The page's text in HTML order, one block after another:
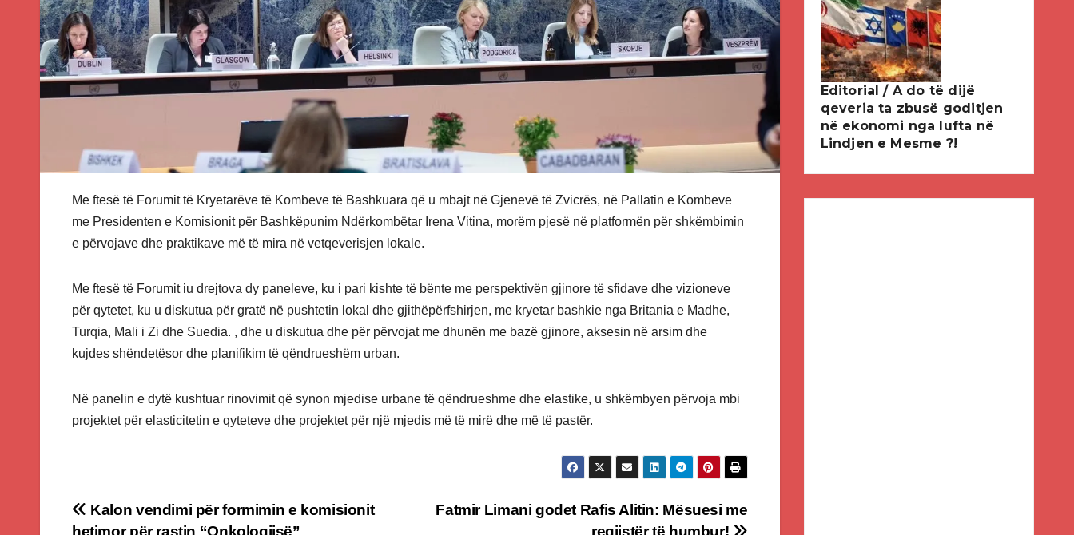
Me ftesë të Forumit të Kryetarëve të Kombeve të Bashkuara që u mbajt në Gjenevë të Zvicrës, në Pallatin e Kombeve
me Presidenten e Komisionit për Bashkëpunim Ndërkombëtar Irena Vitina, morëm pjesë në platformën për shkëmbimin
e përvojave dhe praktikave më të mira në vetqeverisjen lokale.
Me ftesë të Forumit iu drejtova dy paneleve, ku i pari kishte të bënte me perspektivën gjinore të sfidave dhe vizioneve
për qytetet, ku u diskutua për gratë në pushtetin lokal dhe gjithëpërfshirjen, me kryetar bashkie nga Britania e Madhe,
Turqia, Mali i Zi dhe Suedia. , dhe u diskutua dhe për përvojat me dhunën me bazë gjinore, aksesin në arsim dhe
kujdes shëndetësor dhe planifikim të qëndrueshëm urban.
Në panelin e dytë kushtuar rinovimit që synon mjedise urbane të qëndrueshme dhe elastike, u shkëmbyen përvoja mbi
projektet për elasticitetin e qyteteve dhe projektet për një mjedis më të mirë dhe më të pastër.
Post
Fatmir Limani godet Rafis Alitin: Mësuesi me
regjistër të humbur!
Kalon vendimi për formimin e komisionit
hetimor për rastin “Onkologjisë”
Editorial / A do të dijë
qeveria ta zbusë goditjen
në ekonomi nga lufta në
Lindjen e Mesme ?!